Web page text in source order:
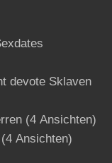
devote Sklaven
(4 Ansichten)
Ansichten)